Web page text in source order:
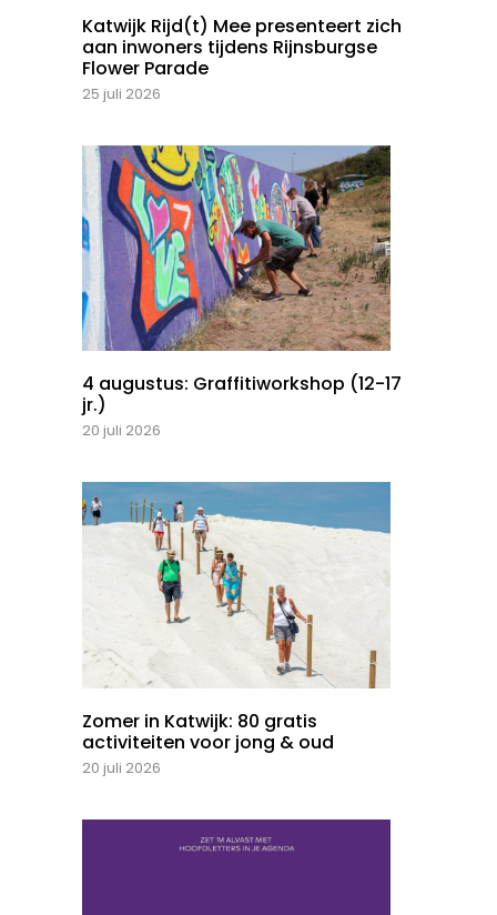
Katwijk Rijd(t) Mee presenteert zich
aan inwoners tijdens Rijnsburgse
Flower Parade
25 juli 2026
4 augustus: Graffitiworkshop (12-17
jr.)
20 juli 2026
Zomer in Katwijk: 80 gratis
activiteiten voor jong & oud
20 juli 2026